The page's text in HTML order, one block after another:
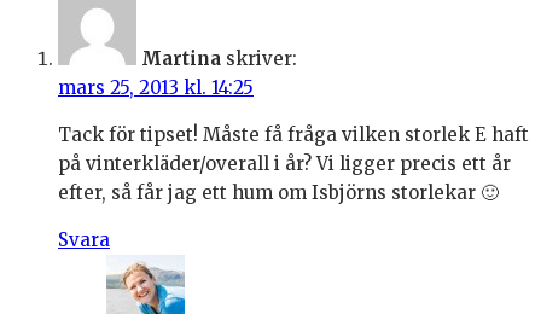
Martina skriver:
mars 25, 2013 kl. 14:25
Tack för tipset! Måste få fråga vilken storlek E haft
på vinterkläder/overall i år? Vi ligger precis ett år
efter, så får jag ett hum om Isbjörns storlekar 🙂
Svara